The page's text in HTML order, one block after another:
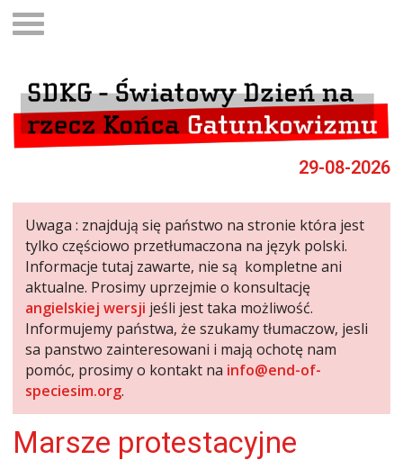
29-08-2026
Uwaga : znajdują się państwo na stronie która jest
tylko częściowo przetłumaczona na język polski.
Informacje tutaj zawarte, nie są kompletne ani
aktualne. Prosimy uprzejmie o konsultację
angielskiej wersji jeśli jest taka możliwość.
Informujemy państwa, że szukamy tłumaczow, jesli
sa panstwo zainteresowani i mają ochotę nam
pomóc, prosimy o kontakt na info@end-of-
speciesim.org.
Marsze protestacyjne